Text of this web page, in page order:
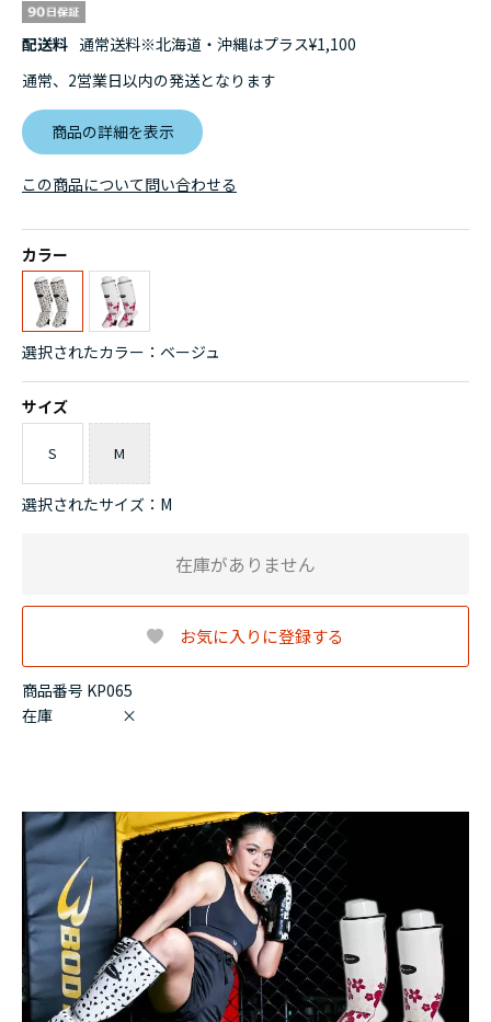
商品番号 KP065
在庫 ×
配送料 通常送料※北海道・沖縄はプラス¥1,100
通常、2営業日以内の発送となります
商品の詳細を表示
カラー
選択されたカラー：ベージュ
サイズ
S M
選択されたサイズ：M
お気に入りに登録する
在庫がありません
この商品について問い合わせる